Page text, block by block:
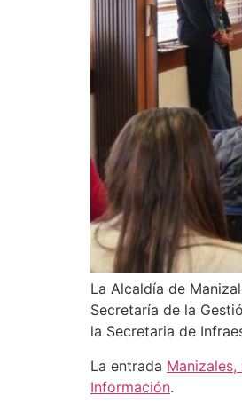
La Alcaldía de
Secretaría de la
la Secretaria de
La entrada
Información.